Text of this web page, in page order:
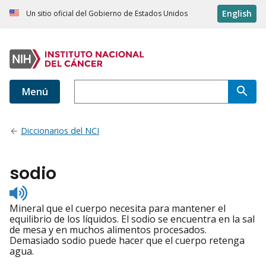
Un sitio oficial del Gobierno de Estados Unidos English
Menú
Diccionarios del NCI
sodio
Listen
to
pronunciation
Mineral que el cuerpo necesita para mantener el
equilibrio de los líquidos. El sodio se encuentra en la sal
de mesa y en muchos alimentos procesados.
Demasiado sodio puede hacer que el cuerpo retenga
agua.